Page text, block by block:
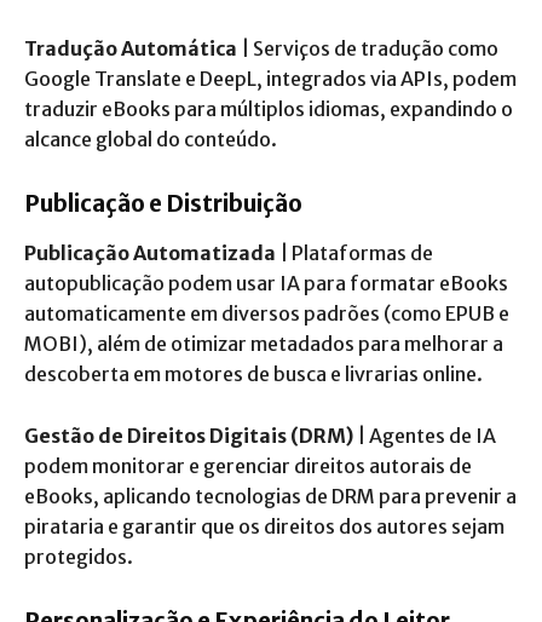
Tradução Automática | Serviços de tradução como
Google Translate e DeepL, integrados via APIs, podem
traduzir eBooks para múltiplos idiomas, expandindo o
alcance global do conteúdo.
Publicação e Distribuição
Publicação Automatizada | Plataformas de
autopublicação podem usar IA para formatar eBooks
automaticamente em diversos padrões (como EPUB e
MOBI), além de otimizar metadados para melhorar a
descoberta em motores de busca e livrarias online.
Gestão de Direitos Digitais (DRM) | Agentes de IA
podem monitorar e gerenciar direitos autorais de
eBooks, aplicando tecnologias de DRM para prevenir a
pirataria e garantir que os direitos dos autores sejam
protegidos.